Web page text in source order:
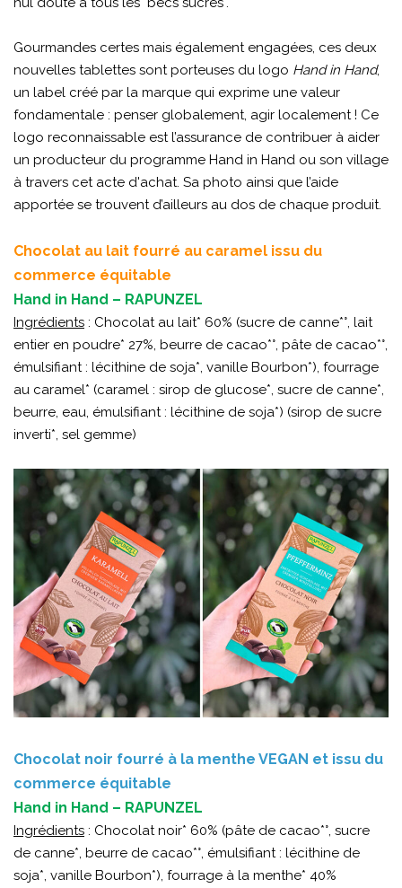
Gourmandes certes mais également engagées, ces deux
nouvelles tablettes sont porteuses du logo Hand in Hand,
un label créé par la marque qui exprime une valeur
fondamentale : penser globalement, agir localement ! Ce
logo reconnaissable est l’assurance de contribuer à aider
un producteur du programme Hand in Hand ou son village
à travers cet acte d'achat. Sa photo ainsi que l’aide
apportée se trouvent d’ailleurs au dos de chaque produit.
Chocolat au lait fourré au caramel issu du
commerce équitable
Hand in Hand – RAPUNZEL
Ingrédients : Chocolat au lait* 60% (sucre de canne*°, lait
entier en poudre* 27%, beurre de cacao*°, pâte de cacao*°,
émulsifiant : lécithine de soja*, vanille Bourbon*), fourrage
au caramel* (caramel : sirop de glucose*, sucre de canne*,
beurre, eau, émulsifiant : lécithine de soja*) (sirop de sucre
inverti*, sel gemme)
Chocolat noir fourré à la menthe VEGAN et issu du
commerce équitable
Hand in Hand – RAPUNZEL
Ingrédients : Chocolat noir* 60% (pâte de cacao*°, sucre
de canne*, beurre de cacao*°, émulsifiant : lécithine de
soja*, vanille Bourbon*), fourrage à la menthe* 40%